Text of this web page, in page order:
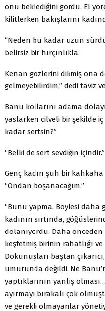
onu beklediğini gördü. El
kilitlerken bakışlarını
“Neden bu kadar uzun
belirsiz bir hırçınlıkla.
Kenan gözlerini dikmiş ona
gelmeyebilirdim,” dedi taviz
Banu kollarını adama
yaslarken cilveli bir şekilde iç
kadar sertsin?”
“Belki de sert sevdiğin içindir.”
Genç kadın şuh bir
“Ondan boşanacağım.”
“Bunu yapma. Böylesi daha
kadının sırtında,
dolanıyordu. Daha
keşfetmiş birinin rahatlığı
Dokunuşları baştan
umurunda değildi. Ne
yaptıklarının yanlış
ayırmayı bırakalı çok
ve gerekli olmayanlar